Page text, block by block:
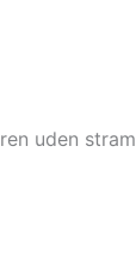
uden stram